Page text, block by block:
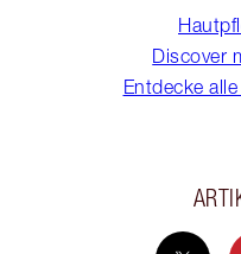
Discover
Entdecke